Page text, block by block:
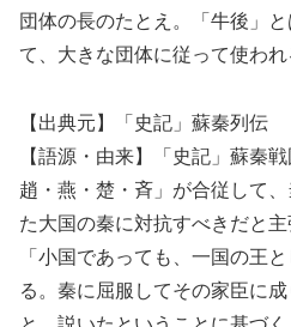
団体の長のたとえ。「牛後」
て、大きな団体に従って使われ
【出典元】「史記」蘇秦列伝
【語源・由来】「史記」蘇秦
趙・燕・楚・斉」が合従して
た大国の秦に対抗すべきだと
「小国であっても、一国の王
る。秦に屈服してその家臣に